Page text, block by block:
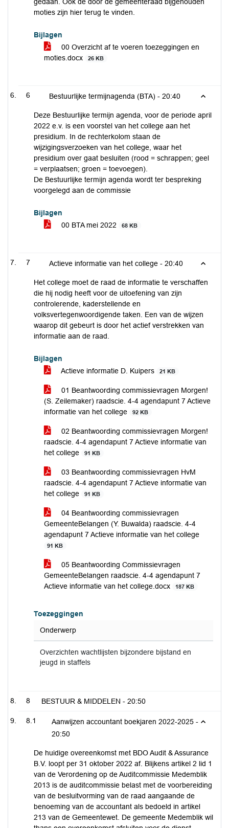
moties zijn hier terug te vinden.
Bijlagen
00 Overzicht af te voeren toezeggingen en
moties.docx
26 KB
6 Bestuurlijke termijnagenda (BTA) - 20:40
Deze Bestuurlijke termijn agenda, voor de periode april
2022 e.v. is een voorstel van het college aan het
presidium. In de rechterkolom staan de
wijzigingsverzoeken van het college, waar het
presidium over gaat besluiten (rood = schrappen; geel
= verplaatsen; groen = toevoegen).
De Bestuurlijke termijn agenda wordt ter bespreking
voorgelegd aan de commissie
Bijlagen
00 BTA mei 2022
68 KB
7 Actieve informatie van het college - 20:40
Het college moet de raad de informatie te verschaffen
die hij nodig heeft voor de uitoefening van zijn
controlerende, kaderstellende en
volksvertegenwoordigende taken. Een van de wijzen
waarop dit gebeurt is door het actief verstrekken van
informatie aan de raad.
Bijlagen
Actieve informatie D. Kuipers
21 KB
01 Beantwoording commissievragen Morgen!
(S. Zeilemaker) raadscie. 4-4 agendapunt 7 Actieve
informatie van het college
92 KB
02 Beantwoording commissievragen Morgen!
raadscie. 4-4 agendapunt 7 Actieve informatie van
het college
91 KB
03 Beantwoording commissievragen HvM
raadscie. 4-4 agendapunt 7 Actieve informatie van
het college
91 KB
04 Beantwoording commissievragen
GemeenteBelangen (Y. Buwalda) raadscie. 4-4
agendapunt 7 Actieve informatie van het college
91 KB
05 Beantwoording Commissievragen
GemeenteBelangen raadscie. 4-4 agendapunt 7
Actieve informatie van het college.docx
187 KB
Toezeggingen
Onderwerp
Overzichten wachtlijsten bijzondere bijstand en
jeugd in staffels
8 BESTUUR & MIDDELEN - 20:50
8.1
Aanwijzen accountant boekjaren 2022-2025 -
20:50
De huidige overeenkomst met BDO Audit & Assurance
B.V. loopt per 31 oktober 2022 af. Blijkens artikel 2 lid 1
van de Verordening op de Auditcommissie Medemblik
2013 is de auditcommissie belast met de voorbereiding
van de besluitvorming van de raad aangaande de
benoeming van de accountant als bedoeld in artikel
213 van de Gemeentewet. De gemeente Medemblik wil